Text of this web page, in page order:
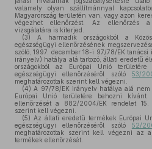
valamely olyan szállítmánnyal
Magyarország területén van, vagy azon
végezhet ellenőrzést. Az ellenőrzés a
vizsgálatára is kiterjed.
(3) A harmadik országokból a
egészségügyi ellenőrzésének
szóló, 1997. december 18-i 97/78/EK
irányelv) hatálya alá tartozó, állati eredetű
országokból az Európai Unió
egészségügyi ellenőrzéséről szóló53/
meghatározottak szerint kell végezni.
(4) A 97/78/EK irányelv hatálya alá nem
Európai Unió területére behozni kívánt
ellenőrzését a 882/2004/EK rendelet 15.
szerint kell végezni.
(5) Az állati eredetű termékek Európai
egészségügyi ellenőrzéséről szóló 52/
meghatározottak szerint kell végezni az
termékek ellenőrzését.